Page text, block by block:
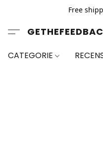
Free
CATEGORIE